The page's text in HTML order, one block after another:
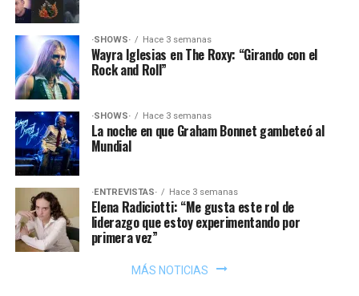
·SHOWS· Hace 3 semanas
Wayra Iglesias en The Roxy: “Girando con el
Rock and Roll”
·SHOWS· Hace 3 semanas
La noche en que Graham Bonnet gambeteó al
Mundial
·ENTREVISTAS· Hace 3 semanas
Elena Radiciotti: “Me gusta este rol de
liderazgo que estoy experimentando por
primera vez”
MÁS NOTICIAS